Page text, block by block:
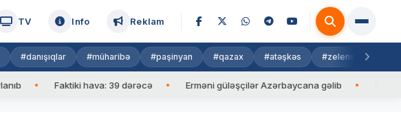
TV Info Reklam
#danışıqlar #müharibə #paşinyan #qazax #atəşkəs #zelenski
Faktiki hava: 39 dərəcə Erməni güləşçilər Azərbaycana gəlib İlham Əliyev